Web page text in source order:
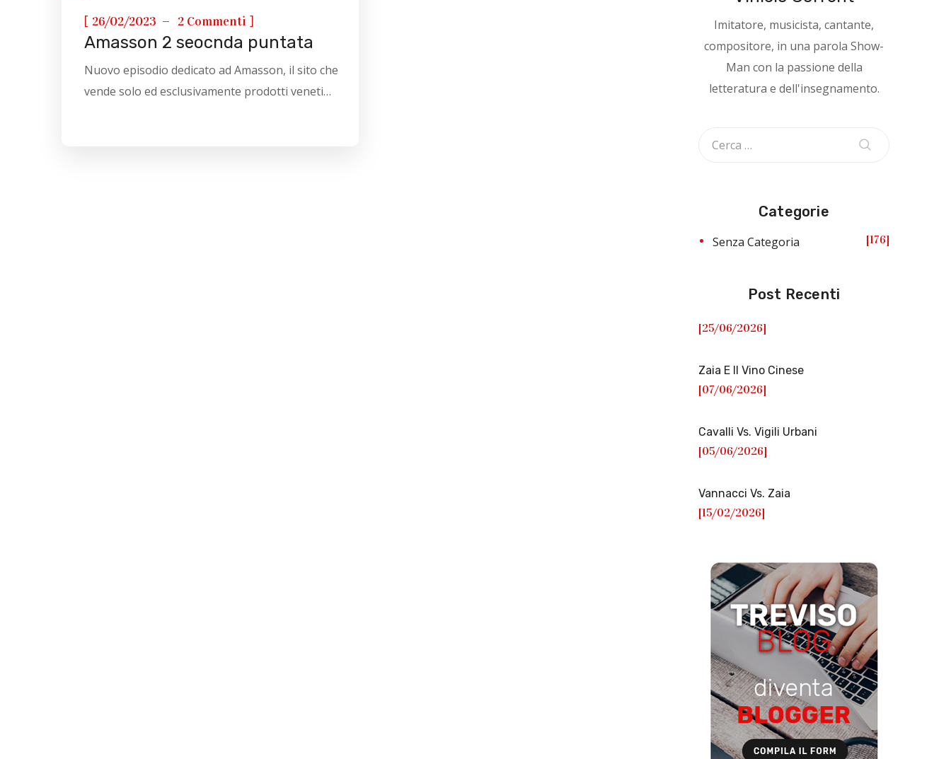
[ 26/02/2023 2 Commenti ]
Amasson 2 seocnda puntata
Nuovo episodio dedicato ad Amasson, il sito che
vende solo ed esclusivamente prodotti veneti…
Imitatore, musicista, cantante,
compositore, in una parola Show-
Man con la passione della
letteratura e dell'insegnamento.
Categorie
Senza Categoria 176
Post Recenti
[25/06/2026]
Zaia E Il Vino Cinese
[07/06/2026]
Cavalli Vs. Vigili Urbani
[05/06/2026]
Vannacci Vs. Zaia
[15/02/2026]